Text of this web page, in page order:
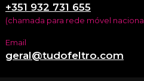
+351 932 731 655
(chamada para rede móvel
Email
geral@tudofeltro.com